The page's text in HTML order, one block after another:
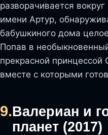
разворачивается
имени Артур,
бабушкиного дома
Попав в
прекрасной принцессой
вместе с которыми
9.Валериан и
планет (2017)